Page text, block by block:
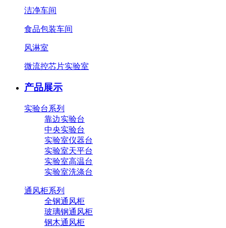
洁净车间
食品包装车间
风淋室
微流控芯片实验室
产品展示
实验台系列
靠边实验台
中央实验台
实验室仪器台
实验室天平台
实验室高温台
实验室洗涤台
通风柜系列
全钢通风柜
玻璃钢通风柜
钢木通风柜